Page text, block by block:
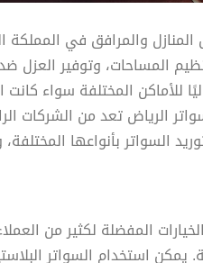
والمرافق في المملكة
المساحات، وتوفير العزل
للأماكن المختلفة سواء كانت
الرياض تعد من الشركات
عن 20 عامًا في تركيب وتوريد السواتر بأنواعها
المفضلة لكثير من
يمكن استخدام السواتر